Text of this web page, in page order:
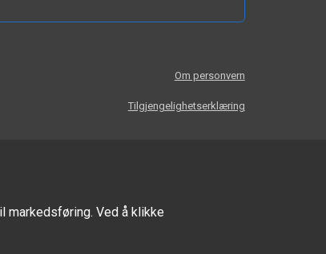
markedsføring. Ved å klikke
Om personvern
Tilgjengelighetserklæring